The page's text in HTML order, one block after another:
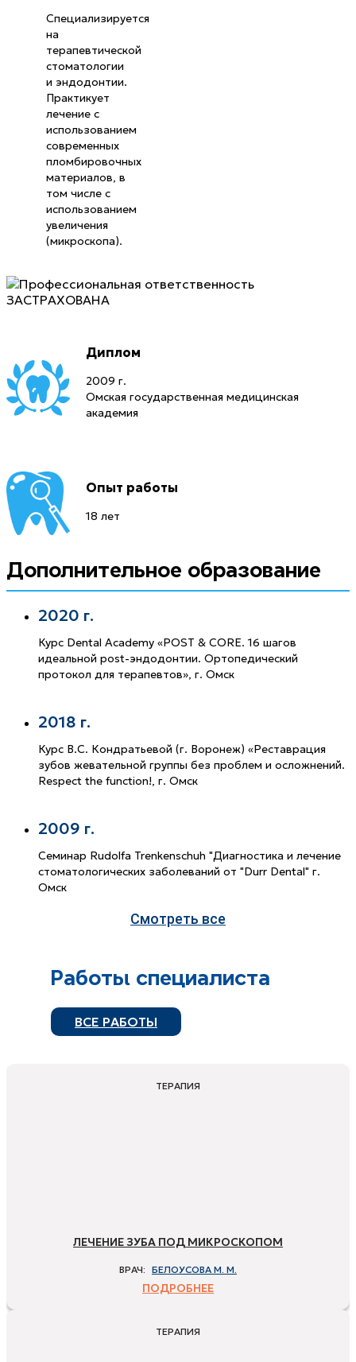
Специализируется
на
терапевтической
стоматологии
и эндодонтии.
Практикует
лечение с
использованием
современных
пломбировочных
материалов, в
том числе с
использованием
увеличения
(микроскопа).
Диплом
2009 г.
Омская государственная медицинская
академия
Опыт работы
18 лет
Дополнительное образование
2020 г.
Курс Dental Academy «POST & CORE. 16 шагов
идеальной post-эндодонтии. Ортопедический
протокол для терапевтов», г. Омск
2018 г.
Курс В.С. Кондратьевой (г. Воронеж) «Реставрация
зубов жевательной группы без проблем и осложнений.
Respect the function!, г. Омск
2009 г.
Семинар Rudolfa Trenkenschuh "Диагностика и лечение
стоматологических заболеваний от "Durr Dental" г.
Омск
Смотреть все
Работы специалиста
ВСЕ РАБОТЫ
ТЕРАПИЯ
ЛЕЧЕНИЕ ЗУБА ПОД МИКРОСКОПОМ
ВРАЧ: БЕЛОУСОВА М. М.
ПОДРОБНЕЕ
ТЕРАПИЯ